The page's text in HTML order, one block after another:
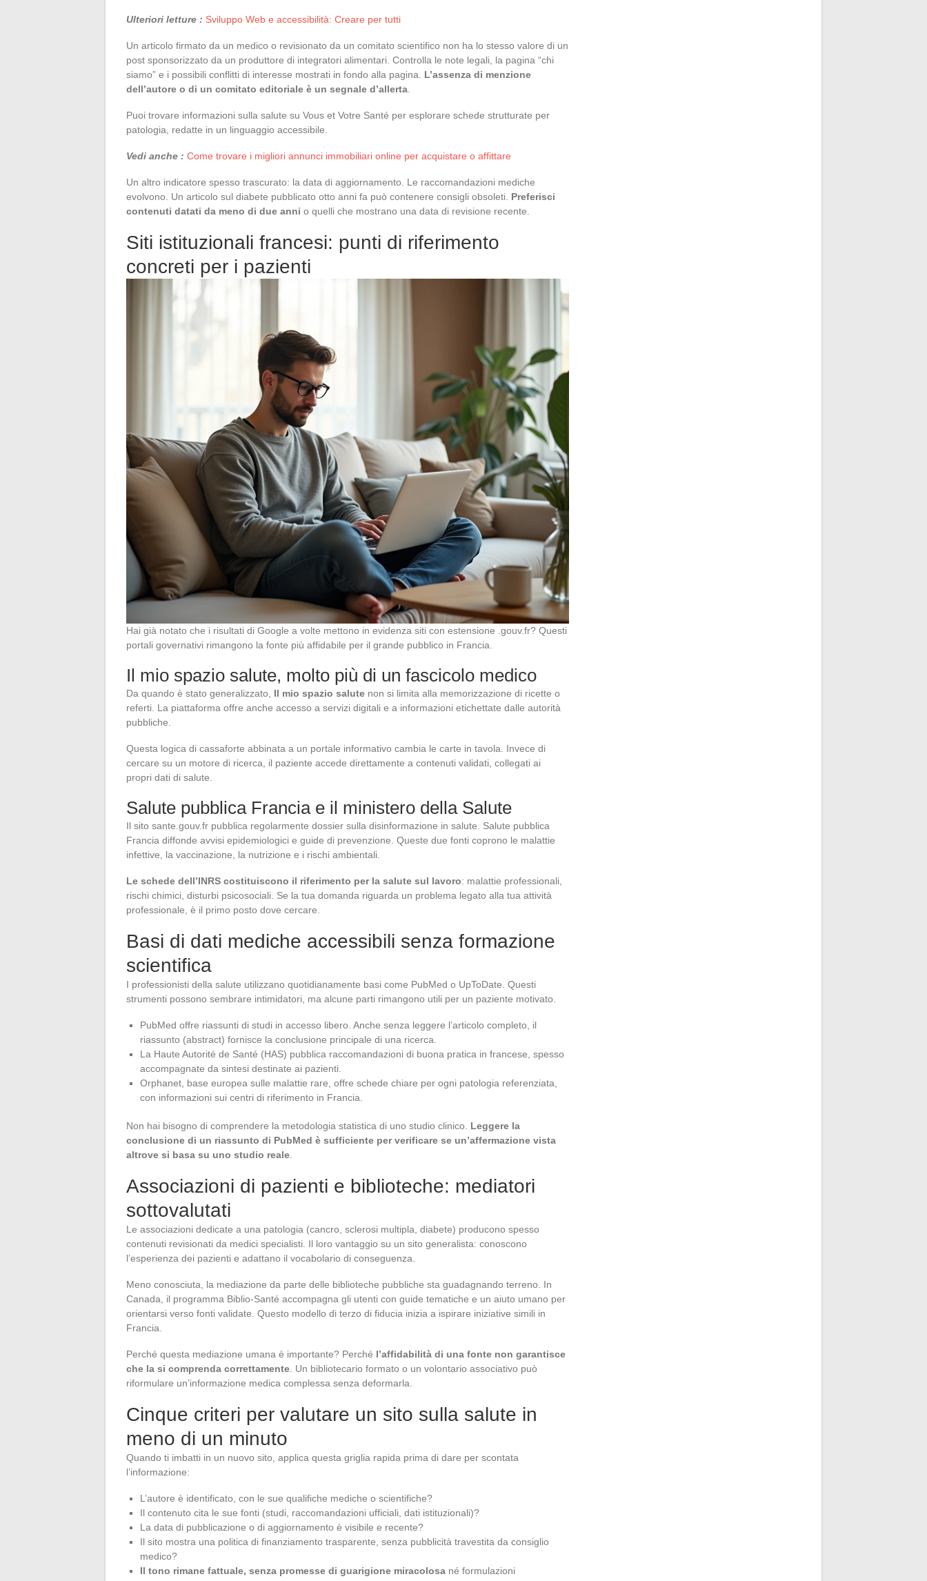
Ulteriori letture : Sviluppo Web e accessibilità: Creare per tutti
Un articolo firmato da un medico o revisionato da un comitato scientifico non ha lo stesso valore di un
post sponsorizzato da un produttore di integratori alimentari. Controlla le note legali, la pagina “chi
siamo” e i possibili conflitti di interesse mostrati in fondo alla pagina. L’assenza di menzione
dell’autore o di un comitato editoriale è un segnale d’allerta.
Puoi trovare informazioni sulla salute su Vous et Votre Santé per esplorare schede strutturate per
patologia, redatte in un linguaggio accessibile.
Vedi anche : Come trovare i migliori annunci immobiliari online per acquistare o affittare
Un altro indicatore spesso trascurato: la data di aggiornamento. Le raccomandazioni mediche
evolvono. Un articolo sul diabete pubblicato otto anni fa può contenere consigli obsoleti. Preferisci
contenuti datati da meno di due anni o quelli che mostrano una data di revisione recente.
Siti istituzionali francesi: punti di riferimento
concreti per i pazienti
Hai già notato che i risultati di Google a volte mettono in evidenza siti con estensione .gouv.fr? Questi
portali governativi rimangono la fonte più affidabile per il grande pubblico in Francia.
Il mio spazio salute, molto più di un fascicolo medico
Da quando è stato generalizzato, Il mio spazio salute non si limita alla memorizzazione di ricette o
referti. La piattaforma offre anche accesso a servizi digitali e a informazioni etichettate dalle autorità
pubbliche.
Questa logica di cassaforte abbinata a un portale informativo cambia le carte in tavola. Invece di
cercare su un motore di ricerca, il paziente accede direttamente a contenuti validati, collegati ai
propri dati di salute.
Salute pubblica Francia e il ministero della Salute
Il sito sante.gouv.fr pubblica regolarmente dossier sulla disinformazione in salute. Salute pubblica
Francia diffonde avvisi epidemiologici e guide di prevenzione. Queste due fonti coprono le malattie
infettive, la vaccinazione, la nutrizione e i rischi ambientali.
Le schede dell’INRS costituiscono il riferimento per la salute sul lavoro: malattie professionali,
rischi chimici, disturbi psicosociali. Se la tua domanda riguarda un problema legato alla tua attività
professionale, è il primo posto dove cercare.
Basi di dati mediche accessibili senza formazione
scientifica
I professionisti della salute utilizzano quotidianamente basi come PubMed o UpToDate. Questi
strumenti possono sembrare intimidatori, ma alcune parti rimangono utili per un paziente motivato.
PubMed offre riassunti di studi in accesso libero. Anche senza leggere l’articolo completo, il
riassunto (abstract) fornisce la conclusione principale di una ricerca.
La Haute Autorité de Santé (HAS) pubblica raccomandazioni di buona pratica in francese, spesso
accompagnate da sintesi destinate ai pazienti.
Orphanet, base europea sulle malattie rare, offre schede chiare per ogni patologia referenziata,
con informazioni sui centri di riferimento in Francia.
Non hai bisogno di comprendere la metodologia statistica di uno studio clinico. Leggere la
conclusione di un riassunto di PubMed è sufficiente per verificare se un’affermazione vista
altrove si basa su uno studio reale
Associazioni di pazienti e biblioteche: mediatori
sottovalutati
Le associazioni dedicate a una patologia (cancro, sclerosi multipla, diabete) producono spesso
contenuti revisionati da medici specialisti. Il loro vantaggio su un sito generalista: conoscono
l’esperienza dei pazienti e adattano il vocabolario di conseguenza.
Meno conosciuta, la mediazione da parte delle biblioteche pubbliche sta guadagnando terreno. In
Canada, il programma Biblio-Santé accompagna gli utenti con guide tematiche e un aiuto umano per
orientarsi verso fonti validate. Questo modello di terzo di fiducia inizia a ispirare iniziative simili in
Francia.
Perché questa mediazione umana è importante? Perché l’affidabilità di una fonte non garantisce
che la si comprenda correttamente . Un bibliotecario formato o un volontario associativo può
riformulare un’informazione medica complessa senza deformarla.
Cinque criteri per valutare un sito sulla salute in
meno di un minuto
Quando ti imbatti in un nuovo sito, applica questa griglia rapida prima di dare per scontata
l’informazione:
L’autore è identificato, con le sue qualifiche mediche o scientifiche?
Il contenuto cita le sue fonti (studi, raccomandazioni ufficiali, dati istituzionali)?
La data di pubblicazione o di aggiornamento è visibile e recente?
Il sito mostra una politica di finanziamento trasparente, senza pubblicità travestita da consiglio
medico?
Il tono rimane fattuale, senza promesse di guarigione miracolosa né formulazioni